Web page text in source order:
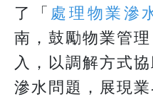
了「 處理物業滲
南，鼓勵物業管
入，以調解方式
滲水問題，展現